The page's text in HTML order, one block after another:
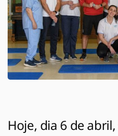
Hoje, dia 6 de